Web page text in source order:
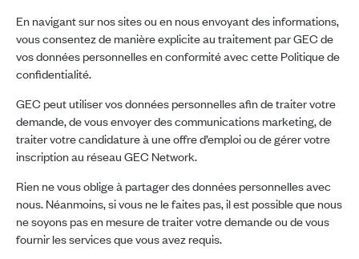
En navigant sur nos sites ou en nous envoyant des informations,
vous consentez de manière explicite au traitement par GEC de
vos données personnelles en conformité avec cette Politique de
confidentialité.
GEC peut utiliser vos données personnelles afin de traiter votre
demande, de vous envoyer des communications marketing, de
traiter votre candidature à une offre d’emploi ou de gérer votre
inscription au réseau GEC Network.
Rien ne vous oblige à partager des données personnelles avec
nous. Néanmoins, si vous ne le faites pas, il est possible que nous
ne soyons pas en mesure de traiter votre demande ou de vous
fournir les services que vous avez requis.